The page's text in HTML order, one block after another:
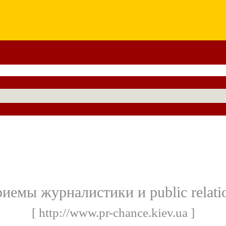
журналистики и public
[ http://www.pr-chance.kiev.ua ]